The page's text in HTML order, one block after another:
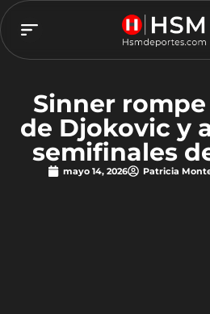
Sinner
de Djokovic y
semifinales
mayo 14, 2026 Patricia